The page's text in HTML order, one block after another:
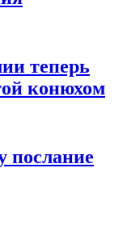
теперь
конюхом
послание